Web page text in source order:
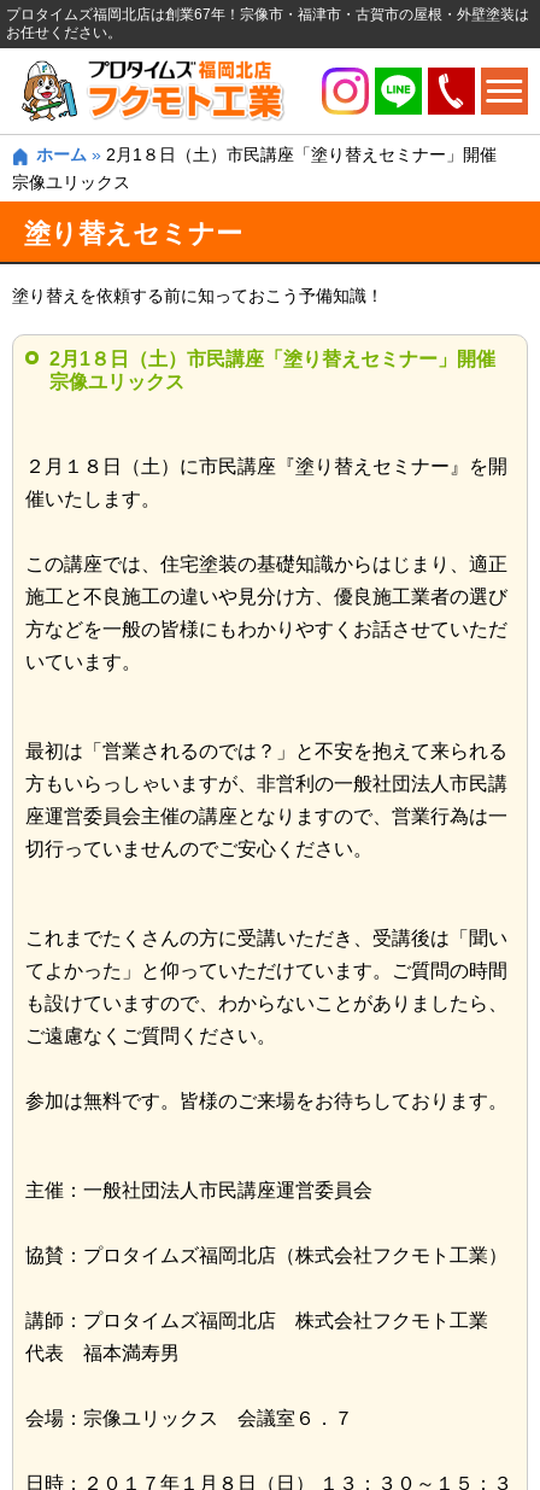
プロタイムズ福岡北店は創業67年！宗像市・福津市・古賀市の屋根・外壁塗装は
お任せください。
ホーム » 2月1８日（土）市民講座「塗り替えセミナー」開催
宗像ユリックス
塗り替えセミナー
塗り替えを依頼する前に知っておこう予備知識！
2月1８日（土）市民講座「塗り替えセミナー」開催
宗像ユリックス
２月１８日（土）に市民講座『塗り替えセミナー』を開
催いたします。
この講座では、住宅塗装の基礎知識からはじまり、適正
施工と不良施工の違いや見分け方、優良施工業者の選び
方などを一般の皆様にもわかりやすくお話させていただ
いています。
最初は「営業されるのでは？」と不安を抱えて来られる
方もいらっしゃいますが、非営利の一般社団法人市民講
座運営委員会主催の講座となりますので、営業行為は一
切行っていませんのでご安心ください。
これまでたくさんの方に受講いただき、受講後は「聞い
てよかった」と仰っていただけています。ご質問の時間
も設けていますので、わからないことがありましたら、
ご遠慮なくご質問ください。
参加は無料です。皆様のご来場をお待ちしております。
主催：一般社団法人市民講座運営委員会
協賛：プロタイムズ福岡北店（株式会社フクモト工業）
講師：プロタイムズ福岡北店 株式会社フクモト工業
代表 福本満寿男
会場：宗像ユリックス 会議室６．７
日時：２０１７年１月８日（日） １３：３０～１５：３